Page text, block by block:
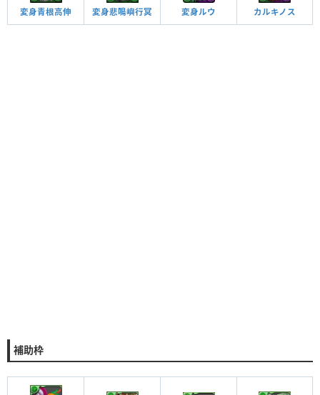
変身青根高伸 変身悲鳴嶼行冥 変身ルウ カルキノス
補助枠